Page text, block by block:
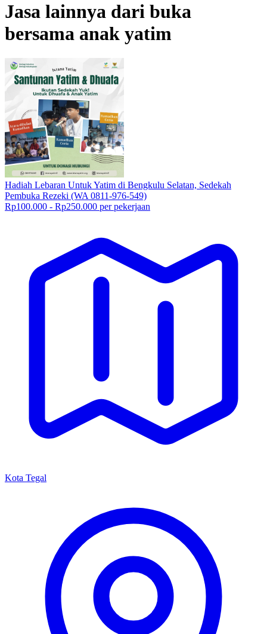
Jasa lainnya dari buka
bersama anak yatim
Hadiah Lebaran Untuk Yatim di Bengkulu Selatan, Sedekah
Pembuka Rezeki (WA 0811-976-549)
Rp100.000 - Rp250.000 per pekerjaan
Kota Tegal